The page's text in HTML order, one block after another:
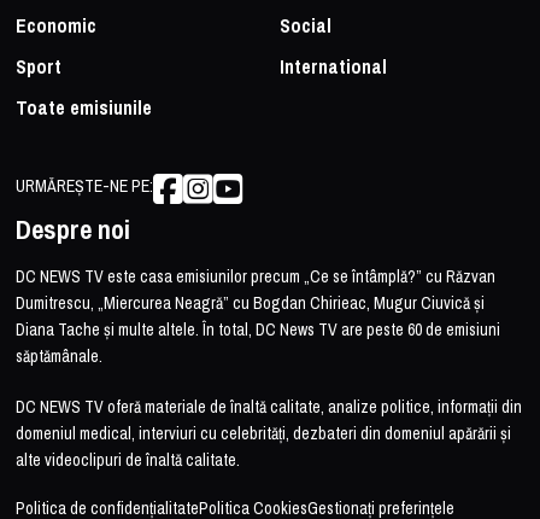
Economic
Social
Sport
International
Toate emisiunile
URMĂREȘTE-NE PE:
Despre noi
DC NEWS TV este casa emisiunilor precum „Ce se întâmplă?” cu Răzvan
Dumitrescu, „Miercurea Neagră” cu Bogdan Chirieac, Mugur Ciuvică și
Diana Tache și multe altele. În total, DC News TV are peste 60 de emisiuni
săptămânale.
DC NEWS TV oferă materiale de înaltă calitate, analize politice, informații din
domeniul medical, interviuri cu celebrități, dezbateri din domeniul apărării și
alte videoclipuri de înaltă calitate.
Politica de confidențialitatePolitica CookiesGestionați preferințele